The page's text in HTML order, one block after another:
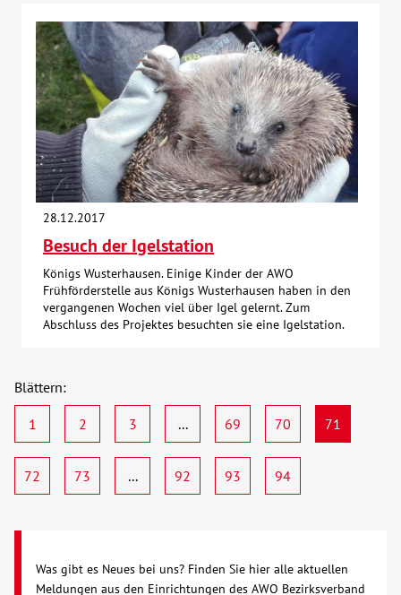
28.12.2017
Besuch der Igelstation
Königs Wusterhausen. Einige Kinder der AWO
Frühförderstelle aus Königs Wusterhausen haben in den
vergangenen Wochen viel über Igel gelernt. Zum
Abschluss des Projektes besuchten sie eine Igelstation.
Blättern:
1 2 3 ... 69 70 71
72 73 ... 92 93 94
Was gibt es Neues bei uns? Finden Sie hier alle aktuellen
Meldungen aus den Einrichtungen des AWO Bezirksverband